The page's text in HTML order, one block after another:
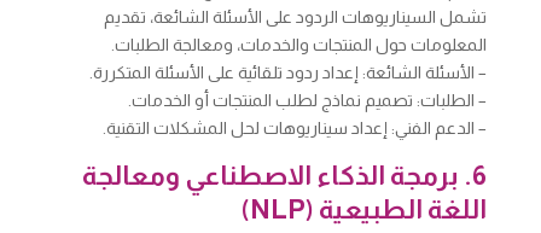
تشمل السيناريوهات الردود على الأسئلة الشائعة، تقديم
المعلومات حول المنتجات والخدمات، ومعالجة الطلبات.
– الأسئلة الشائعة: إعداد ردود تلقائية على الأسئلة المتكررة.
– الطلبات: تصميم نماذج لطلب المنتجات أو الخدمات.
– الدعم الفني: إعداد سيناريوهات لحل المشكلات التقنية.
6. برمجة الذكاء الاصطناعي ومعالجة
اللغة الطبيعية (NLP)